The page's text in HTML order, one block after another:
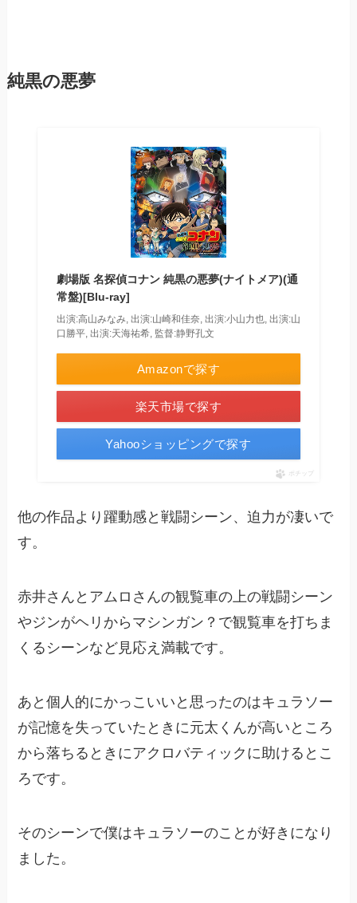
純黒の悪夢
劇場版 名探偵コナン 純黒の悪夢(ナイトメア)(通
常盤)[Blu-ray]
出演:高山みなみ, 出演:山崎和佳奈, 出演:小山力也, 出演:山
口勝平, 出演:天海祐希, 監督:静野孔文
Amazonで探す
楽天市場で探す
Yahooショッピングで探す
ポチップ
他の作品より躍動感と戦闘シーン、迫力が凄いで
す。
赤井さんとアムロさんの観覧車の上の戦闘シーン
やジンがヘリからマシンガン？で観覧車を打ちま
くるシーンなど見応え満載です。
あと個人的にかっこいいと思ったのはキュラソー
が記憶を失っていたときに元太くんが高いところ
から落ちるときにアクロバティックに助けるとこ
ろです。
そのシーンで僕はキュラソーのことが好きになり
ました。